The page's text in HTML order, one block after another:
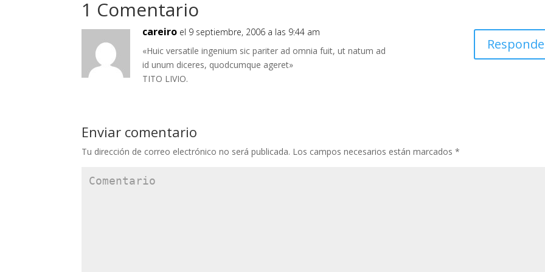
1 Comentario
careiro el 9 septiembre, 2006 a las 9:44 am
«Huic versatile ingenium sic pariter ad omnia fuit, ut natum ad
id unum diceres, quodcumque ageret»
TITO LIVIO.
Enviar comentario
Tu dirección de correo electrónico no será publicada. Los campos necesarios están marcados*